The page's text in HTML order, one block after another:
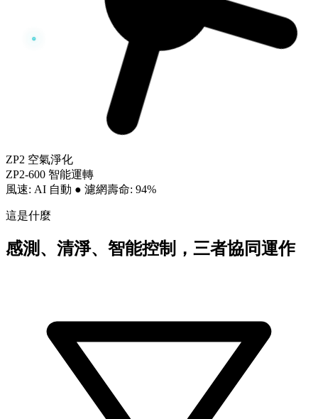
ZP2 空氣淨化
ZP2-600 智能運轉
風速: AI 自動 ● 濾網壽命: 94%
這是什麼
感測、清淨、智能控制，三者協同運作